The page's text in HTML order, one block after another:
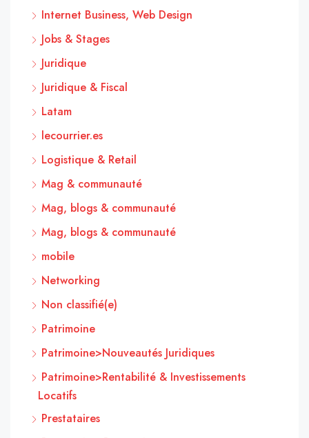
Internet Business, Web Design
Jobs & Stages
Juridique
Juridique & Fiscal
Latam
lecourrier.es
Logistique & Retail
Mag & communauté
Mag, blogs & communauté
Mag, blogs & communauté
mobile
Networking
Non classifié(e)
Patrimoine
Patrimoine>Nouveautés Juridiques
Patrimoine>Rentabilité & Investissements
Locatifs
Prestataires